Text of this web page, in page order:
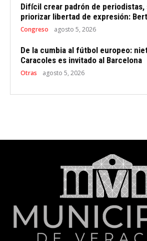
Difícil crear padrón de periodistas,
priorizar libertad de expresión:
Congreso agosto 5, 2026
De la cumbia al fútbol europeo:
Caracoles es invitado al Barcelona
Otras agosto 5, 2026